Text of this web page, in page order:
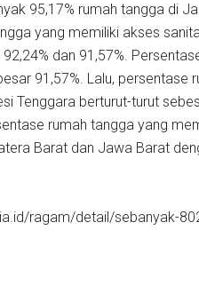
95,17% rumah tangga di
yang memiliki akses
dan 91,57%.
91,57%. Lalu,
Tenggara berturut-turut
rumah tangga yang
Barat dan Jawa Barat
ragam/detail/sebanyak-